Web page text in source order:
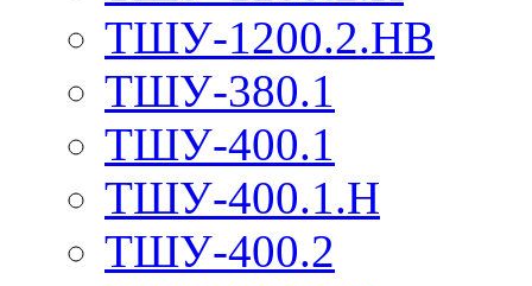
ТШУ-1200.2.НВ
ТШУ-380.1
ТШУ-400.1
ТШУ-400.1.Н
ТШУ-400.2